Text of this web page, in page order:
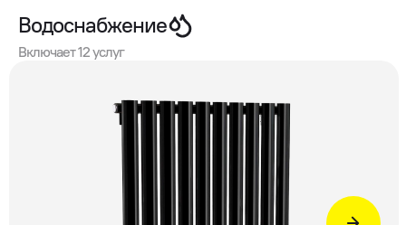
Водоснабжение
Включает 12 услуг